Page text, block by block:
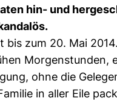
hin- und
bis zum 20. Mai
Morgenstunden,
ohne die
in aller Eile